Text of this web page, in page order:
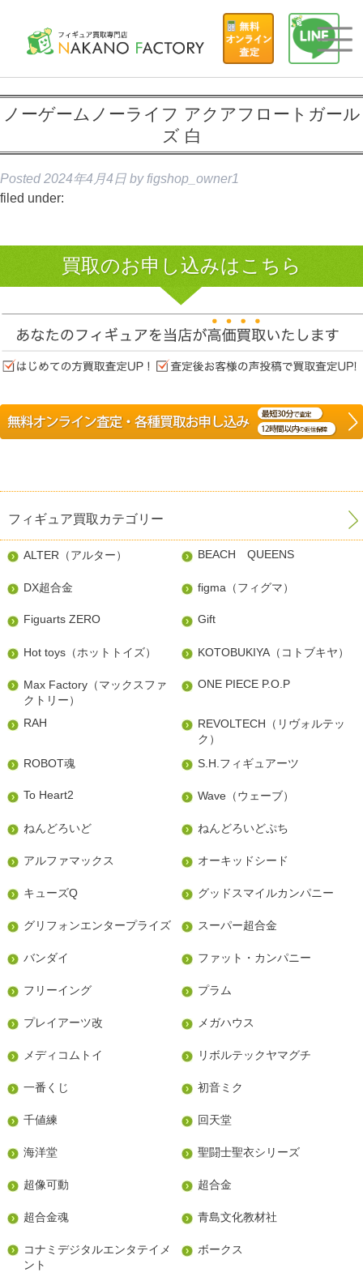
ノーゲームノーライフ アクアフロートガール
ズ 白
Posted 2024年4月4日 by figshop_owner1
filed under:
買取のお申し込みはこちら
フィギュア買取カテゴリー
ALTER（アルター） BEACH QUEENS
DX超合金 figma（フィグマ）
Figuarts ZERO Gift
Hot toys（ホットトイズ） KOTOBUKIYA（コトブキヤ）
Max Factory（マックスファ
クトリー）
ONE PIECE P.O.P
RAH
REVOLTECH（リヴォルテッ
ク）
ROBOT魂
S.H.フィギュアーツ
To Heart2 Wave（ウェーブ）
ねんどろいど ねんどろいどぷち
アルファマックス オーキッドシード
キューズQ グッドスマイルカンパニー
グリフォンエンタープライズ スーパー超合金
バンダイ ファット・カンパニー
フリーイング プラム
プレイアーツ改 メガハウス
メディコムトイ リボルテックヤマグチ
一番くじ 初音ミク
千値練 回天堂
海洋堂 聖闘士聖衣シリーズ
超像可動 超合金
超合金魂 青島文化教材社
コナミデジタルエンタテイメ
ント
ボークス